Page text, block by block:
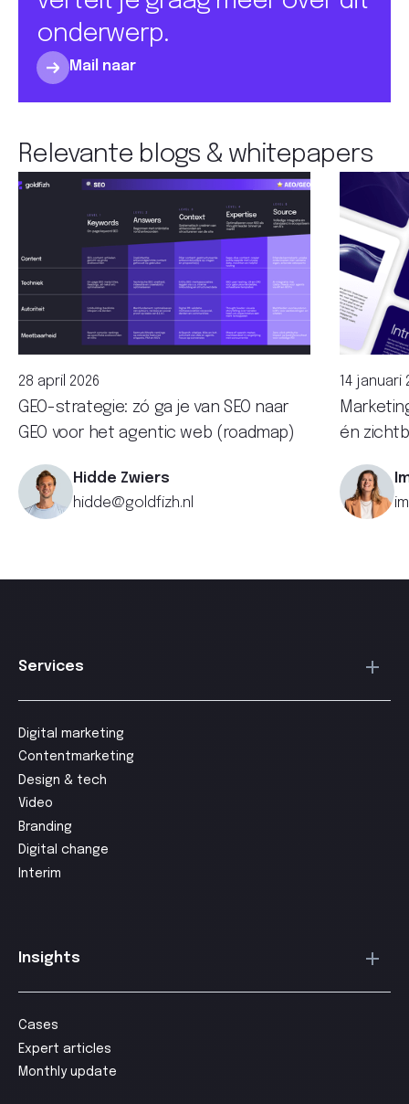
onderwerp.
Mail naar
Relevante blogs & whitepapers
28 april 2026
GEO-strategie: zó ga je van SEO naar
GEO voor het agentic web (roadmap)
Hidde Zwiers
hidde@goldfizh.nl
14 januari
én
Services
Digital marketing
Contentmarketing
Design & tech
Video
Branding
Digital change
Interim
Insights
Cases
Expert articles
Monthly update